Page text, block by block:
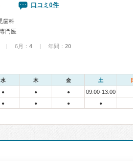
口コミ0件
歯科
門医
| 6月： 4 | 年間： 20
水 木 金 土
● ● ●
09:00-13:00
● ● ● ●